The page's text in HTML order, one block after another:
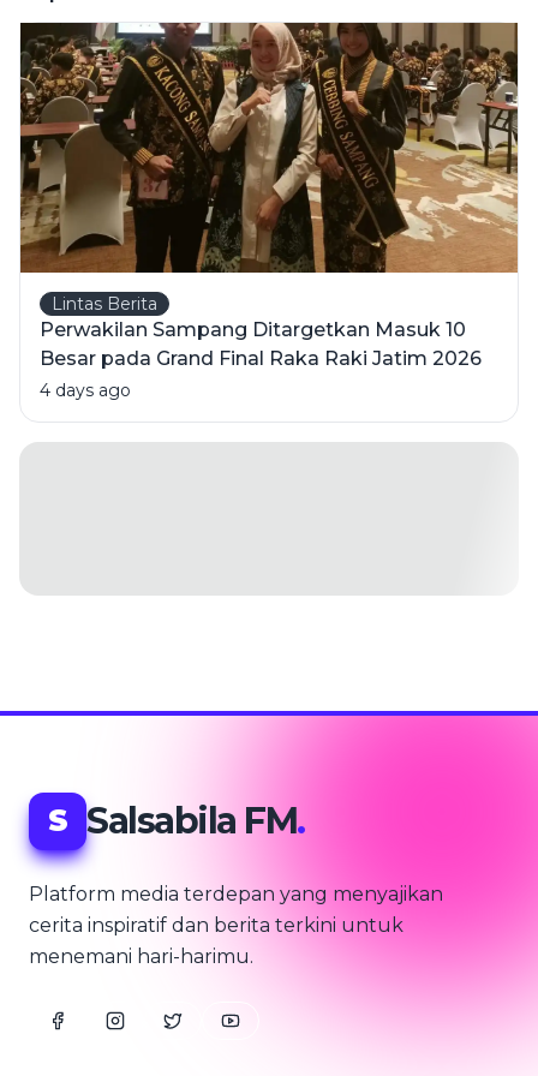
Gempuran
Toko E-
commerce
Lintas Berita
Perwakilan Sampang Ditargetkan Masuk 10
Besar pada Grand Final Raka Raki Jatim 2026
4 days ago
S Salsabila FM.
Platform media terdepan yang menyajikan
cerita inspiratif dan berita terkini untuk
menemani hari-harimu.